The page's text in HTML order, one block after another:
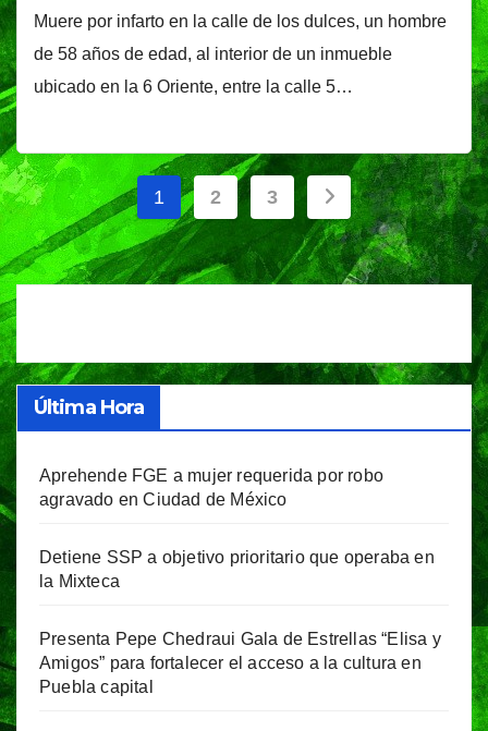
Muere por infarto en la calle de los dulces, un hombre
de 58 años de edad, al interior de un inmueble
ubicado en la 6 Oriente, entre la calle 5…
Paginación
de
entradas
1 2 3
Última Hora
Aprehende FGE a mujer requerida por robo
agravado en Ciudad de México
Detiene SSP a objetivo prioritario que operaba en
la Mixteca
Presenta Pepe Chedraui Gala de Estrellas “Elisa y
Amigos” para fortalecer el acceso a la cultura en
Puebla capital